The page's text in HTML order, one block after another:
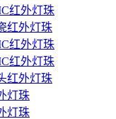
红外灯珠
红外灯珠
红外灯珠
红外灯珠
红外灯珠
灯珠
灯珠